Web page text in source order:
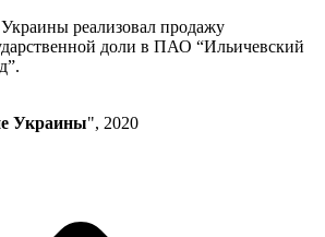
реализовал продажу
доли в ПАО “Ильичевский
Украины", 2020